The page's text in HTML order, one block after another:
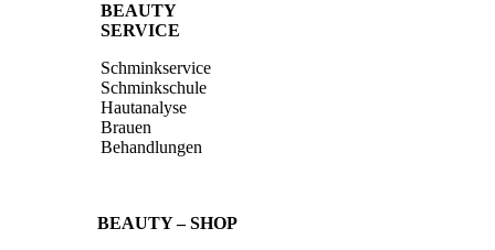
BEAUTY
SERVICE
Schminkservice
Schminkschule
Hautanalyse
Brauen
Behandlungen
BEAUTY – SHOP